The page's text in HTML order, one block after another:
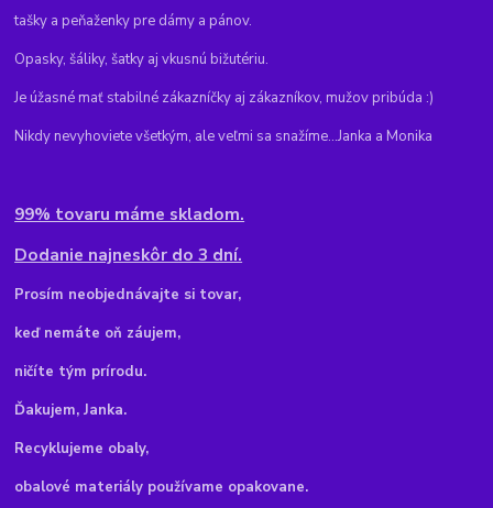
tašky a peňaženky pre dámy a pánov.
Opasky, šáliky, šatky aj vkusnú bižutériu.
Je úžasné mať stabilné zákazníčky aj zákazníkov, mužov pribúda :)
Nikdy nevyhoviete všetkým, ale veľmi sa snažíme...Janka a Monika
99% tovaru máme skladom.
Dodanie najneskôr do 3 dní.
Prosím neobjednávajte si tovar,
keď nemáte oň záujem,
ničíte tým prírodu.
Ďakujem, Janka.
Recyklujeme obaly,
obalové materiály používame opakovane.